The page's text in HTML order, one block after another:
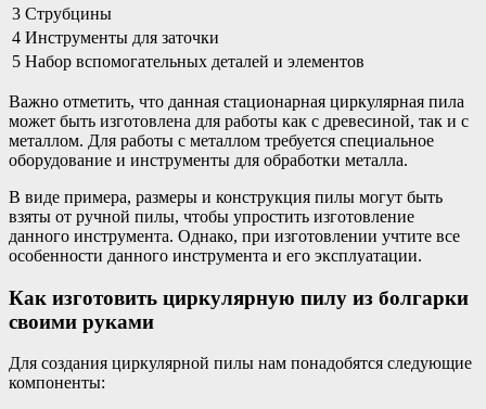
3 Струбцины
4 Инструменты для заточки
5 Набор вспомогательных деталей и элементов
Важно отметить, что данная стационарная циркулярная пила
может быть изготовлена для работы как с древесиной, так и с
металлом. Для работы с металлом требуется специальное
оборудование и инструменты для обработки металла.
В виде примера, размеры и конструкция пилы могут быть
взяты от ручной пилы, чтобы упростить изготовление
данного инструмента. Однако, при изготовлении учтите все
особенности данного инструмента и его эксплуатации.
Как изготовить циркулярную пилу из болгарки
своими руками
Для создания циркулярной пилы нам понадобятся следующие
компоненты: